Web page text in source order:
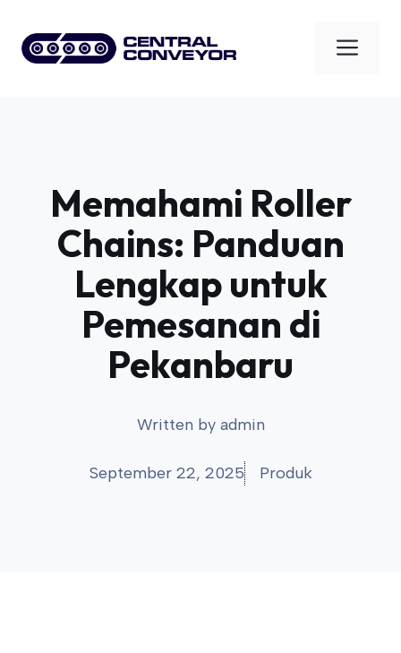
content
Memahami Roller
Chains: Panduan
Lengkap untuk
Pemesanan di
Pekanbaru
Written by admin
September 22, 2025 Produk